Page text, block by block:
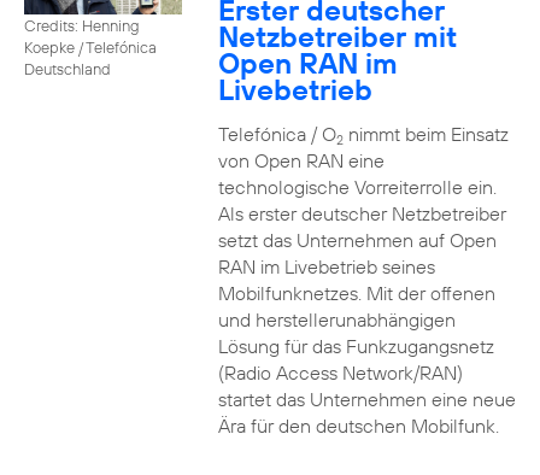
Credits: Henning
Koepke / Telefónica
Deutschland
Erster deutscher
Netzbetreiber mit
Open RAN im
Livebetrieb
Telefónica / O2nimmt beim Einsatz
von Open RAN eine
technologische Vorreiterrolle ein.
Als erster deutscher Netzbetreiber
setzt das Unternehmen auf Open
RAN im Livebetrieb seines
Mobilfunknetzes. Mit der offenen
und herstellerunabhängigen
Lösung für das Funkzugangsnetz
(Radio Access Network/RAN)
startet das Unternehmen eine neue
Ära für den deutschen Mobilfunk.